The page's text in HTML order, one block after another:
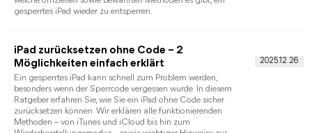
Nutzer suchen nach einer Möglichkeit, den iPad-Code zu
vorhanden ist. In diesem Ratgeber erfahren, welche Methoden
tatsächlich funktionieren, wann Daten erhalten bleiben und
wann das iPad zwangsläufig gelöscht werden muss.
iPhone ohne Code entsperren: 5 sichere